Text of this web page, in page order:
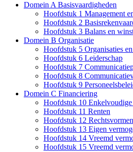
Domein A Basisvaardigheden
Hoofdstuk 1 Management
Hoofdstuk 2
Hoofdstuk 3 Balans en
Domein B Organisatie
Hoofdstuk 5 Organisaties
Hoofdstuk 6 Leiderschap
Hoofdstuk 7
Hoofdstuk 8
Hoofdstuk 9
Domein C Financiering
Hoofdstuk 10 Enkelvoudige
Hoofdstuk 11 Renten
Hoofdstuk 12 Rechtsvormen
Hoofdstuk 13 Eigen
Hoofdstuk 14 Vreemd
Hoofdstuk 15 Vreemd